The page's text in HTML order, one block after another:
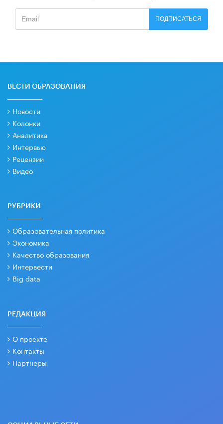
ПОДПИСАТЬСЯ
ВЕСТИ ОБРАЗОВАНИЯ
Новости
Колонки
Аналитика
Интервью
Рецензии
Видео
РУБРИКИ
Образовательная политика
Экономика
Качество образования
Интервести
Big data
РЕДАКЦИЯ
О проекте
Контакты
Партнеры